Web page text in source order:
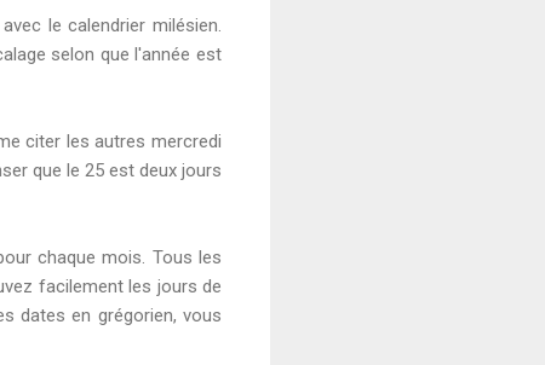
le calendrier milésien.
selon que l'année est
citer les autres mercredi
que le 25 est deux jours
chaque mois. Tous les
facilement les jours de
dates en grégorien, vous